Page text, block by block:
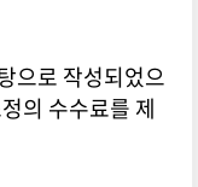
으로 작성되었으
의 수수료를 제